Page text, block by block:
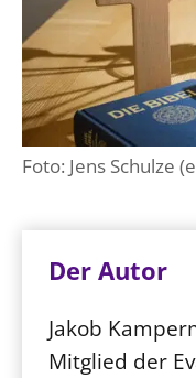
Foto: Jens Schulze
Der Autor
Jakob
Mitglied der